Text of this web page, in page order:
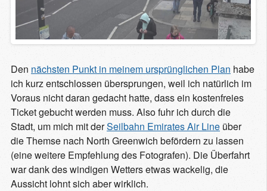
Den nächsten Punkt in meinem ursprünglichen Plan habe
ich kurz entschlossen übersprungen, weil ich natürlich im
Voraus nicht daran gedacht hatte, dass ein kostenfreies
Ticket gebucht werden muss. Also fuhr ich durch die
Stadt, um mich mit derSeilbahn Emirates Air Line über
die Themse nach North Greenwich befördern zu lassen
(eine weitere Empfehlung des Fotografen). Die Überfahrt
war dank des windigen Wetters etwas wackelig, die
Aussicht lohnt sich aber wirklich.